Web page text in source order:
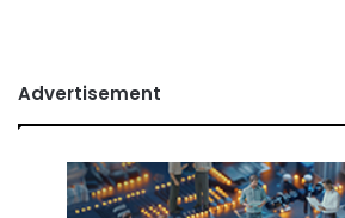
Advertisement